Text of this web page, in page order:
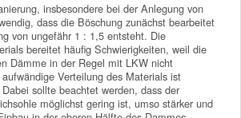
insbesondere bei der Anlegung von
dass die Böschung zunächst bearbeitet
von ungefähr 1 : 1,5 entsteht. Die
bereitet häufig Schwierigkeiten, weil die
Dämme in der Regel mit LKW nicht
Verteilung des Materials ist
sollte beachtet werden, dass der
möglichst gering ist, umso stärker und